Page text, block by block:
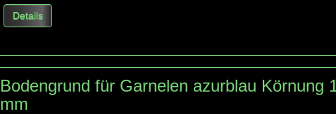
Details
Bodengrund für Garnelen azurblau Körnung
mm